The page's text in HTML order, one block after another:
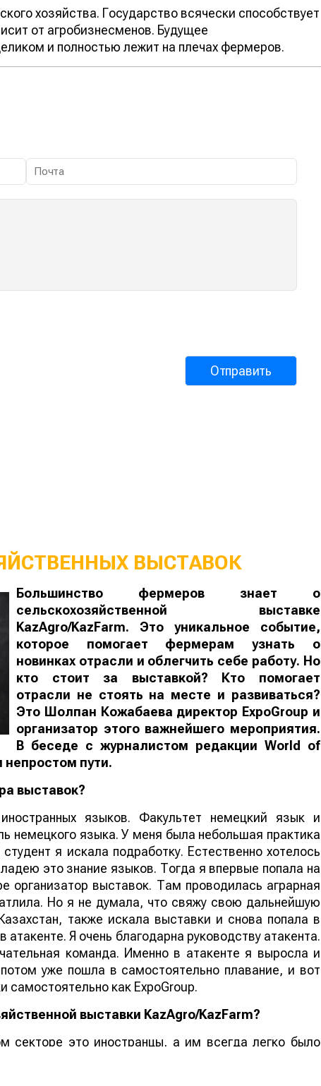
хозяйства. Государство всячески способствует
от агробизнесменов. Будущее
и полностью лежит на плечах фермеров.
ВЫСТАВОК
Большинство фермеров знает о
сельскохозяйственной выставке
KazAgro/KazFarm. Это уникальное событие,
которое помогает фермерам узнать о
новинках отрасли и облегчить себе работу. Но
кто стоит за выставкой? Кто помогает
отрасли не стоять на месте и развиваться?
Это Шолпан Кожабаева директор ExpoGroup и
организатор этого важнейшего мероприятия.
В беседе с журналистом редакции World of
непростом пути.
выставок?
языков. Факультет немецкий язык и
немецкого языка. У меня была небольшая практика
я искала подработку. Естественно хотелось
это знание языков. Тогда я впервые попала на
организатор выставок. Там проводилась аграрная
Но я не думала, что свяжу свою дальнейшую
также искала выставки и снова попала в
Я очень благодарна руководству атакента.
команда. Именно в атакенте я выросла и
уже пошла в самостоятельно плавание, и вот
самостоятельно как ExpoGroup.
выставки KazAgro/KazFarm?
секторе это иностранцы, а им всегда легко было